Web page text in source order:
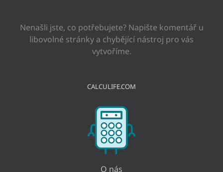
Nenašli jste, co potřebujete? Napište komentář u
libovolné stránky a chybějící nástroj pro vás
vytvoříme.
CALCULIFE.COM
O nás